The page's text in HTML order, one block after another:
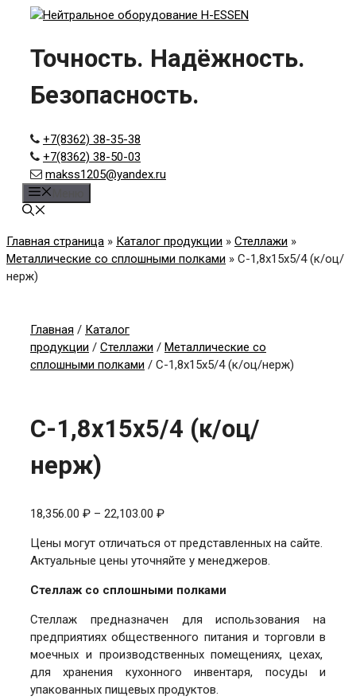
contentТочность. Надёжность.
Безопасность.
+7(8362) 38-35-38
+7(8362) 38-50-03
makss1205@yandex.ru
Главная страница » Каталог продукции » Стеллажи »
Металлические со сплошными полками » С-1,8x15x5/4 (к/оц/
нерж)
Главная / Каталог
продукции / Стеллажи / Металлические со
сплошными полками / С-1,8x15x5/4 (к/оц/нерж)
С-1,8x15x5/4 (к/оц/
нерж)
18,356.00 ₽ – 22,103.00 ₽Диапазон
18,356.00 ₽
–
Цены могут отличаться от представленных на сайте.
Актуальные цены уточняйте у менеджеров.
Стеллаж со сплошными полками
Стеллаж предназначен для использования на
предприятиях общественного питания и торговли в
моечных и производственных помещениях, цехах,
для хранения кухонного инвентаря, посуды и
упакованных пищевых продуктов.